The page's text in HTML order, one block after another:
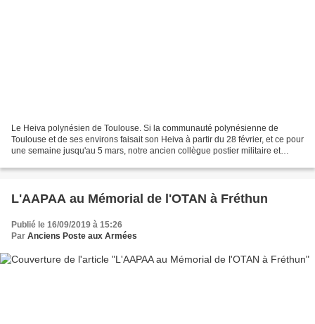
Le Heiva polynésien de Toulouse. Si la communauté polynésienne de
Toulouse et de ses environs faisait son Heiva à partir du 28 février, et ce pour
une semaine jusqu'au 5 mars, notre ancien collègue postier militaire et
L'AAPAA au Mémorial de l'OTAN à Fréthun
Publié le 16/09/2019 à 15:26
Par Anciens Poste aux Armées